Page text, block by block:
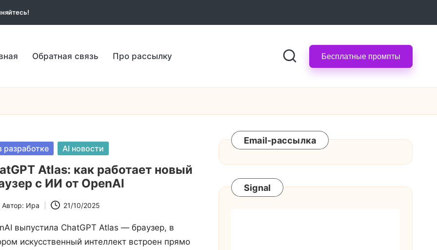
Обратная связь Про рассылку Бесплатные промпты
разработке AI новости
Atlas: как работает новый
с ИИ от OpenAI
Автор: Ира 21/10/2025
выпустила ChatGPT Atlas — браузер, в
искусственный интеллект встроен прямо
Email-рассылка
Signal